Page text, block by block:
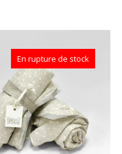
En rupture de stock